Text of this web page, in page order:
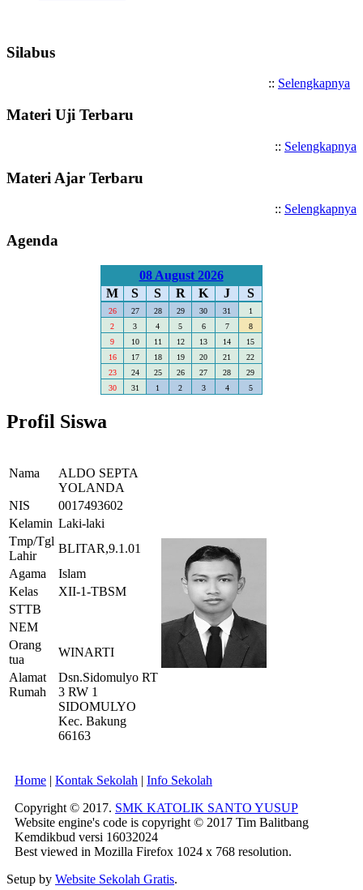
Silabus
:: Selengkapnya
Materi Uji Terbaru
:: Selengkapnya
Materi Ajar Terbaru
:: Selengkapnya
Agenda
08 August 2026
M
S S R K J S
26 27 28 29 30 31
1
2
3 4 5 6 7
8
9
10 11 12 13 14
15
16
17 18 19 20 21
22
23
24 25 26 27 28
29
30
31 1 2 3 4 5
Profil Siswa
Nama
ALDO SEPTA
YOLANDA
NIS
0017493602
Kelamin Laki-laki
Tmp/Tgl
Lahir
BLITAR,9.1.01
Agama
Islam
Kelas
XII-1-TBSM
STTB
NEM
Orang
tua
WINARTI
Alamat
Rumah
Dsn.Sidomulyo RT
3 RW 1
SIDOMULYO
Kec. Bakung
66163
Home | Kontak Sekolah | Info Sekolah
Copyright © 2017. SMK KATOLIK SANTO YUSUP
Website engine's code is copyright © 2017 Tim Balitbang
Kemdikbud versi 16032024
Best viewed in Mozilla Firefox 1024 x 768 resolution.
Setup by Website Sekolah Gratis.